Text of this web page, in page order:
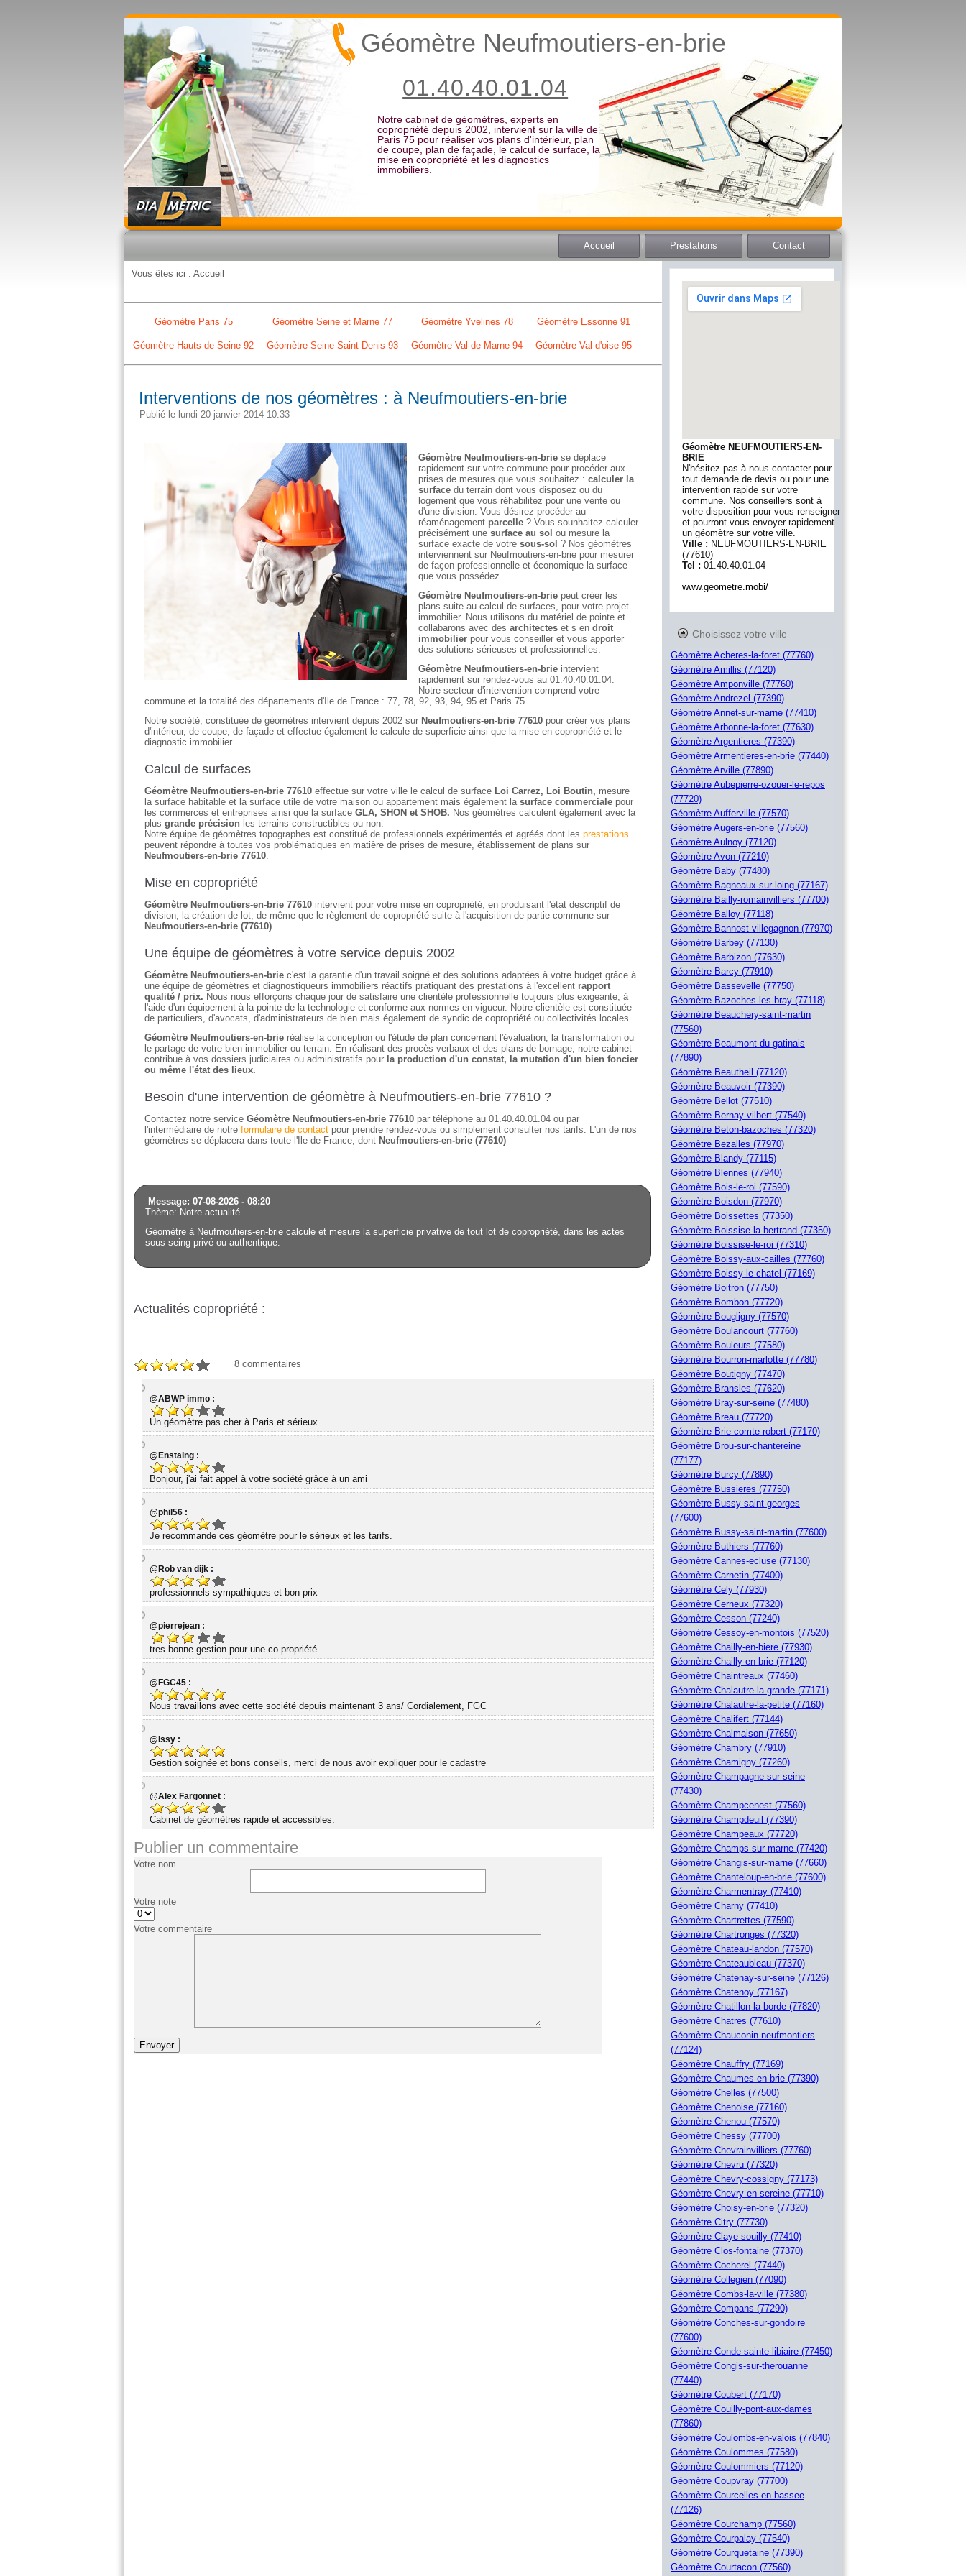
Notre cabinet de géomètres, experts en
copropriété depuis 2002, intervient sur la ville de
Paris 75 pour réaliser vos plans d'intérieur, plan
de coupe, plan de façade, le calcul de surface, la
mise en copropriété et les diagnostics
immobiliers.
Géomètre Neufmoutiers-en-brie
01.40.40.01.04
Accueil Prestations Contact
Vous êtes ici : Accueil
Géomètre Paris 75 Géomètre Seine et Marne 77 Géomètre Yvelines 78 Géomètre Essonne 91
Géomètre Hauts de Seine 92 Géomètre Seine Saint Denis 93 Géomètre Val de Marne 94 Géomètre Val d'oise 95
Interventions de nos géomètres : à Neufmoutiers-en-brie
Publié le lundi 20 janvier 2014 10:33
Géomètre Neufmoutiers-en-brie se déplace
rapidement sur votre commune pour procéder aux
prises de mesures que vous souhaitez : calculer la
surface du terrain dont vous disposez ou du
logement que vous réhabilitez pour une vente ou
d'une division. Vous désirez procéder au
réaménagement parcelle ? Vous sounhaitez calculer
précisément une surface au sol ou mesure la
surface exacte de votre sous-sol ? Nos géomètres
interviennent sur Neufmoutiers-en-brie pour mesurer
de façon professionnelle et économique la surface
que vous possédez.
Géomètre Neufmoutiers-en-brie peut créer les
plans suite au calcul de surfaces, pour votre projet
immobilier. Nous utilisons du matériel de pointe et
collabarons avec des architectes et s en droit
immobilier pour vous conseiller et vous apporter
des solutions sérieuses et professionnelles.
Géomètre Neufmoutiers-en-brie intervient
rapidement sur rendez-vous au 01.40.40.01.04.
Notre secteur d'intervention comprend votre
commune et la totalité des départements d'Ile de France : 77, 78, 92, 93, 94, 95 et Paris 75.
Notre société, constituée de géomètres intervient depuis 2002 sur Neufmoutiers-en-brie 77610 pour créer vos plans
d'intérieur, de coupe, de façade et effectue également le calcule de superficie ainsi que la mise en copropriété et le
diagnostic immobilier.
Calcul de surfaces
Géomètre Neufmoutiers-en-brie 77610 effectue sur votre ville le calcul de surface Loi Carrez, Loi Boutin, mesure
la surface habitable et la surface utile de votre maison ou appartement mais également la surface commerciale pour
les commerces et entreprises ainsi que la surface GLA, SHON et SHOB. Nos géomètres calculent également avec la
plus grande précision les terrains constructibles ou non.
Notre équipe de géomètres topographes est constitué de professionnels expérimentés et agréés dont les prestations
peuvent répondre à toutes vos problématiques en matière de prises de mesure, établissement de plans sur
Neufmoutiers-en-brie 77610.
Mise en copropriété
Géomètre Neufmoutiers-en-brie 77610 intervient pour votre mise en copropriété, en produisant l'état descriptif de
division, la création de lot, de même que le règlement de copropriété suite à l'acquisition de partie commune sur
Neufmoutiers-en-brie (77610).
Une équipe de géomètres à votre service depuis 2002
Géomètre Neufmoutiers-en-brie c'est la garantie d'un travail soigné et des solutions adaptées à votre budget grâce à
une équipe de géomètres et diagnostiqueurs immobiliers réactifs pratiquant des prestations à l'excellent rapport
qualité / prix. Nous nous efforçons chaque jour de satisfaire une clientèle professionnelle toujours plus exigeante, à
l'aide d'un équipement à la pointe de la technologie et conforme aux normes en vigueur. Notre clientèle est constituée
de particuliers, d'avocats, d'administrateurs de bien mais également de syndic de copropriété ou collectivités locales.
Géomètre Neufmoutiers-en-brie réalise la conception ou l'étude de plan concernant l'évaluation, la transformation ou
le partage de votre bien immobilier ou terrain. En réalisant des procès verbaux et des plans de bornage, notre cabinet
contribue à vos dossiers judiciaires ou administratifs pour la production d'un constat, la mutation d'un bien foncier
ou même l'état des lieux.
Besoin d'une intervention de géomètre à Neufmoutiers-en-brie 77610 ?
Contactez notre service Géomètre Neufmoutiers-en-brie 77610 par téléphone au 01.40.40.01.04 ou par
l'intermédiaire de notre formulaire de contact pour prendre rendez-vous ou simplement consulter nos tarifs. L'un de nos
géomètres se déplacera dans toute l'Ile de France, dont Neufmoutiers-en-brie (77610)
Message: 07-08-2026 - 08:20
Thème: Notre actualité
Géomètre à Neufmoutiers-en-brie calcule et mesure la superficie privative de tout lot de copropriété, dans les actes
sous seing privé ou authentique.
Actualités copropriété :
8 commentaires
@ABWP immo :
Un géomètre pas cher à Paris et sérieux
@Enstaing :
Bonjour, j'ai fait appel à votre société grâce à un ami
@phil56 :
Je recommande ces géomètre pour le sérieux et les tarifs.
@Rob van dijk :
professionnels sympathiques et bon prix
@pierrejean :
tres bonne gestion pour une co-propriété .
@FGC45 :
Nous travaillons avec cette société depuis maintenant 3 ans/ Cordialement, FGC
@Issy :
Gestion soignée et bons conseils, merci de nous avoir expliquer pour le cadastre
@Alex Fargonnet :
Cabinet de géomètres rapide et accessibles.
Publier un commentaire
Votre nom
Votre note
Votre commentaire
Géomètre NEUFMOUTIERS-EN-
BRIE
N'hésitez pas à nous contacter pour
tout demande de devis ou pour une
intervention rapide sur votre
commune. Nos conseillers sont à
votre disposition pour vous renseigner
et pourront vous envoyer rapidement
un géomètre sur votre ville.
Ville : NEUFMOUTIERS-EN-BRIE
(77610)
Tel : 01.40.40.01.04
www.geometre.mobi/
Choisissez votre ville
Géomètre Acheres-la-foret (77760)
Géomètre Amillis (77120)
Géomètre Amponville (77760)
Géomètre Andrezel (77390)
Géomètre Annet-sur-marne (77410)
Géomètre Arbonne-la-foret (77630)
Géomètre Argentieres (77390)
Géomètre Armentieres-en-brie (77440)
Géomètre Arville (77890)
Géomètre Aubepierre-ozouer-le-repos
(77720)
Géomètre Aufferville (77570)
Géomètre Augers-en-brie (77560)
Géomètre Aulnoy (77120)
Géomètre Avon (77210)
Géomètre Baby (77480)
Géomètre Bagneaux-sur-loing (77167)
Géomètre Bailly-romainvilliers (77700)
Géomètre Balloy (77118)
Géomètre Bannost-villegagnon (77970)
Géomètre Barbey (77130)
Géomètre Barbizon (77630)
Géomètre Barcy (77910)
Géomètre Bassevelle (77750)
Géomètre Bazoches-les-bray (77118)
Géomètre Beauchery-saint-martin
(77560)
Géomètre Beaumont-du-gatinais
(77890)
Géomètre Beautheil (77120)
Géomètre Beauvoir (77390)
Géomètre Bellot (77510)
Géomètre Bernay-vilbert (77540)
Géomètre Beton-bazoches (77320)
Géomètre Bezalles (77970)
Géomètre Blandy (77115)
Géomètre Blennes (77940)
Géomètre Bois-le-roi (77590)
Géomètre Boisdon (77970)
Géomètre Boissettes (77350)
Géomètre Boissise-la-bertrand (77350)
Géomètre Boissise-le-roi (77310)
Géomètre Boissy-aux-cailles (77760)
Géomètre Boissy-le-chatel (77169)
Géomètre Boitron (77750)
Géomètre Bombon (77720)
Géomètre Bougligny (77570)
Géomètre Boulancourt (77760)
Géomètre Bouleurs (77580)
Géomètre Bourron-marlotte (77780)
Géomètre Boutigny (77470)
Géomètre Bransles (77620)
Géomètre Bray-sur-seine (77480)
Géomètre Breau (77720)
Géomètre Brie-comte-robert (77170)
Géomètre Brou-sur-chantereine
(77177)
Géomètre Burcy (77890)
Géomètre Bussieres (77750)
Géomètre Bussy-saint-georges
(77600)
Géomètre Bussy-saint-martin (77600)
Géomètre Buthiers (77760)
Géomètre Cannes-ecluse (77130)
Géomètre Carnetin (77400)
Géomètre Cely (77930)
Géomètre Cerneux (77320)
Géomètre Cesson (77240)
Géomètre Cessoy-en-montois (77520)
Géomètre Chailly-en-biere (77930)
Géomètre Chailly-en-brie (77120)
Géomètre Chaintreaux (77460)
Géomètre Chalautre-la-grande (77171)
Géomètre Chalautre-la-petite (77160)
Géomètre Chalifert (77144)
Géomètre Chalmaison (77650)
Géomètre Chambry (77910)
Géomètre Chamigny (77260)
Géomètre Champagne-sur-seine
(77430)
Géomètre Champcenest (77560)
Géomètre Champdeuil (77390)
Géomètre Champeaux (77720)
Géomètre Champs-sur-marne (77420)
Géomètre Changis-sur-marne (77660)
Géomètre Chanteloup-en-brie (77600)
Géomètre Charmentray (77410)
Géomètre Charny (77410)
Géomètre Chartrettes (77590)
Géomètre Chartronges (77320)
Géomètre Chateau-landon (77570)
Géomètre Chateaubleau (77370)
Géomètre Chatenay-sur-seine (77126)
Géomètre Chatenoy (77167)
Géomètre Chatillon-la-borde (77820)
Géomètre Chatres (77610)
Géomètre Chauconin-neufmontiers
(77124)
Géomètre Chauffry (77169)
Géomètre Chaumes-en-brie (77390)
Géomètre Chelles (77500)
Géomètre Chenoise (77160)
Géomètre Chenou (77570)
Géomètre Chessy (77700)
Géomètre Chevrainvilliers (77760)
Géomètre Chevru (77320)
Géomètre Chevry-cossigny (77173)
Géomètre Chevry-en-sereine (77710)
Géomètre Choisy-en-brie (77320)
Géomètre Citry (77730)
Géomètre Claye-souilly (77410)
Géomètre Clos-fontaine (77370)
Géomètre Cocherel (77440)
Géomètre Collegien (77090)
Géomètre Combs-la-ville (77380)
Géomètre Compans (77290)
Géomètre Conches-sur-gondoire
(77600)
Géomètre Conde-sainte-libiaire (77450)
Géomètre Congis-sur-therouanne
(77440)
Géomètre Coubert (77170)
Géomètre Couilly-pont-aux-dames
(77860)
Géomètre Coulombs-en-valois (77840)
Géomètre Coulommes (77580)
Géomètre Coulommiers (77120)
Géomètre Coupvray (77700)
Géomètre Courcelles-en-bassee
(77126)
Géomètre Courchamp (77560)
Géomètre Courpalay (77540)
Géomètre Courquetaine (77390)
Géomètre Courtacon (77560)